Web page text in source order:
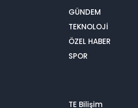
GÜNDEM
TEKNOLOJİ
ÖZEL HABER
SPOR
TE Bilişim